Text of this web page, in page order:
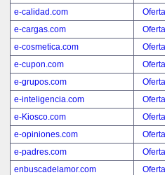
e-calidad.com
e-cargas.com
e-cosmetica.com
e-cupon.com
e-grupos.com
e-inteligencia.com
e-Kiosco.com
e-opiniones.com
e-padres.com
enbuscadelamor.com